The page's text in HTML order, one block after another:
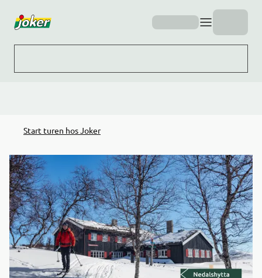
Start turen hos Joker